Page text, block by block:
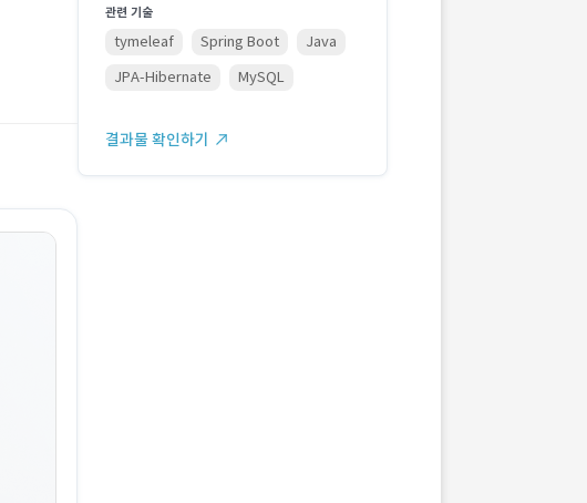
관련 기술
tymeleaf Spring Boot
Java
JPA-Hibernate
MySQL
결과물 확인하기